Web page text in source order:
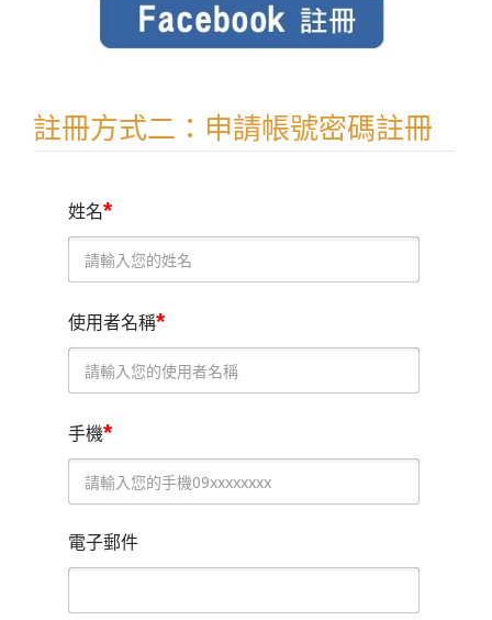
註冊方式二：申請帳號密碼註冊
姓名*
使用者名稱*
手機*
電子郵件